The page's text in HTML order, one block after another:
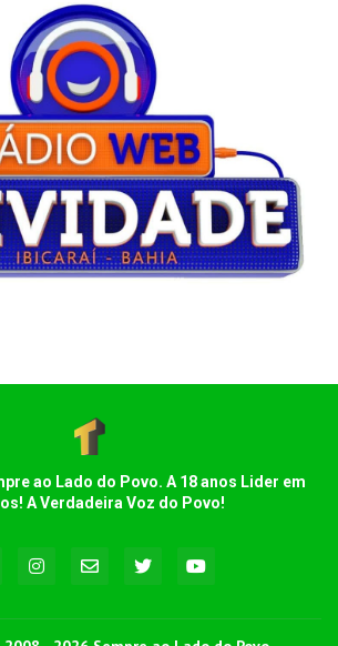
ao Lado do Povo. A 18 anos Lider em
A Verdadeira Voz do Povo!